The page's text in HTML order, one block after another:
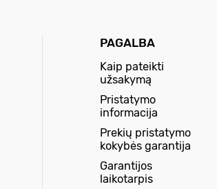
PAGALBA
Kaip pateikti
užsakymą
Pristatymo
informacija
Prekių pristatymo
kokybės garantija
Garantijos
laikotarpis